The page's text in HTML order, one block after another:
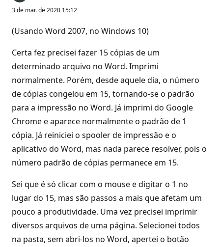
3 de mar. de 2020 15:12
(Usando Word 2007, no Windows 10)
Certa fez precisei fazer 15 cópias de um
determinado arquivo no Word. Imprimi
normalmente. Porém, desde aquele dia, o número
de cópias congelou em 15, tornando-se o padrão
para a impressão no Word. Já imprimi do Google
Chrome e aparece normalmente o padrão de 1
cópia. Já reiniciei o spooler de impressão e o
aplicativo do Word, mas nada parece resolver, pois o
número padrão de cópias permanece em 15.
Sei que é só clicar com o mouse e digitar o 1 no
lugar do 15, mas são passos a mais que afetam um
pouco a produtividade. Uma vez precisei imprimir
diversos arquivos de uma página. Selecionei todos
na pasta, sem abri-los no Word, apertei o botão